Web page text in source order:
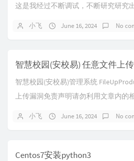
这是我经过不断调试，不断研究研究
小飞 June 16, 2024 No
智慧校园(安校易) 任意文件上
智慧校园(安校易)管理系统
上传漏洞免责声明请勿利用文章内的
小飞 June 16, 2024 No
Centos7安装python3